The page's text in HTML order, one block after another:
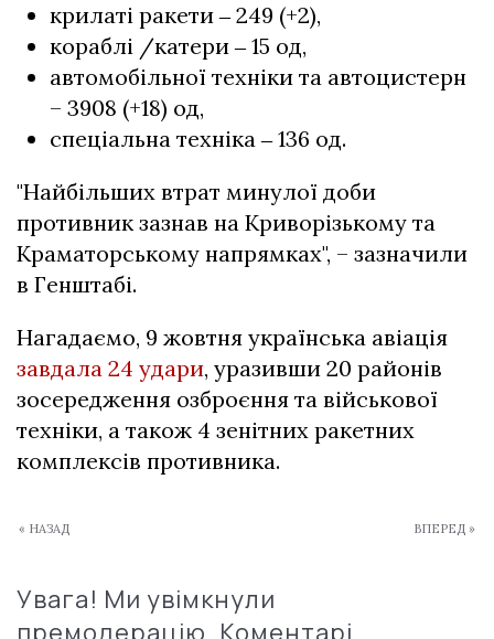
крилаті ракети ‒ 249 (+2),
кораблі /катери ‒ 15 од,
автомобільної техніки та автоцистерн
– 3908 (+18) од,
спеціальна техніка ‒ 136 од.
"Найбільших втрат минулої доби
противник зазнав на Криворізькому та
Краматорському напрямках", – зазначили
в Генштабі.
Нагадаємо, 9 жовтня українська авіація
завдала 24 удари, уразивши 20 районів
зосередження озброєння та військової
техніки, а також 4 зенітних ракетних
комплексів противника.
« НАЗАД ВПЕРЕД »
Увага! Ми увімкнули